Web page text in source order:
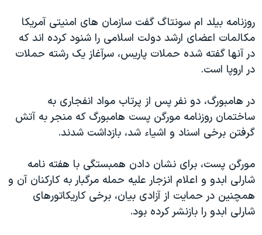
روزنامه بیلد ام سونتاگ گفت سازمان های امنیتی آمریکا
مکالمات اعضای ارشد دولت اسلامی را شنود کرده اند که
در آنها گفته شده حملات پاریس، سرآغاز یک رشته حملات
در اروپا است.
در هامبورگ، دو نفر پس از پرتاب مواد انفجاری به
ساختمان روزنامه مورگن پست هامبورگ که منجر به آتش
گرفتن برخی اسناد و اشیاء شد، بازداشت شدند.
مورگن پست، برای نشان دادن همبستگی با هفته نامه
شارلی ابدو و اعلام انزجار علیه حمله مرگبار به کارکنان آن و
همچنین در حمایت از آزادی بیان، برخی کاریکاتورهای
شارلی ابدو را بازنشر کرده بود.